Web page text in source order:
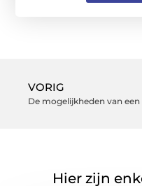
VORIG
Hier zijn